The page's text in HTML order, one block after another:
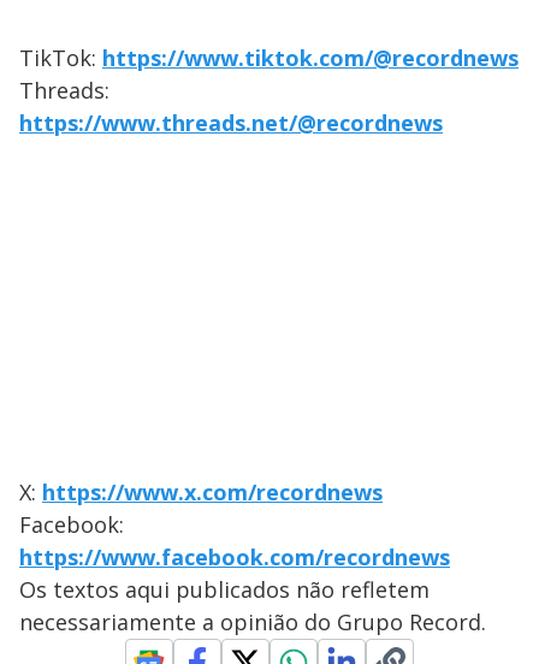
TikTok: https://www.tiktok.com/@recordnews
Threads:
https://www.threads.net/@recordnews
X: https://www.x.com/recordnews
Facebook:
https://www.facebook.com/recordnews
Os textos aqui publicados não refletem
necessariamente a opinião do Grupo Record.